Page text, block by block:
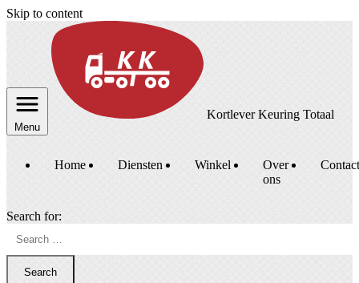
Skip to content
Menu
Kortlever Keuring Totaal
Home Diensten Winkel
Over
ons
Contact
Search for:
Search